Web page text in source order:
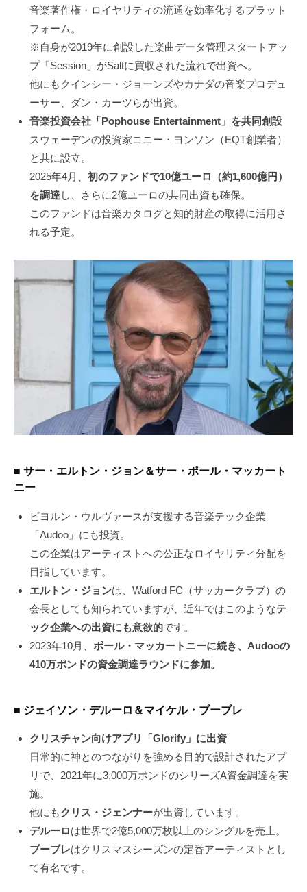
音楽著作権・ロイヤリティの流通を効率化するプラット
フォーム。
※自身が2019年に創設した楽曲データ管理スタートアッ
プ「Session」がSaltに買収された流れで出資へ。
他にもクインシー・ジョーンズやカナダの音楽プロデュ
ーサー、ダン・カーツらが出資。
音楽投資会社「Pophouse Entertainment」を共同創設
スウェーデンの投資家コニー・ヨンソン（EQT創業者）
と共に設立。
2025年4月、 初のファンドで10億ユーロ（約1,600億円）
を調達 し、さらに2億ユーロの共同出資も確保。
このファンドは音楽カタログと知的財産の取得に活用さ
れる予定。
■ サー・エルトン・ジョン＆サー・ポール・マッカート
ニー
ビヨルン・ウルヴァースが支援する音楽テック企業
「Audoo」にも投資。
この企業はアーティストへの公正なロイヤリティ分配を
目指しています。
エルトン・ジョンは、Watford FC（サッカークラブ）の
会長としても知られていますが、近年ではこのようなテ
ック企業への出資にも意欲的です。
2023年10月、 ポール・マッカートニーに続き、Audooの
410万ポンドの資金調達ラウンドに参加。
■ ジェイソン・デルーロ＆マイケル・ブーブレ
クリスチャン向けアプリ「Glorify」に出資
日常的に神とのつながりを強める目的で設計されたアプ
リで、2021年に3,000万ポンドのシリーズA資金調達を実
施。
他にもクリス・ジェンナーが出資しています。
デルーロは世界で2億5,000万枚以上のシングルを売上。
ブーブレはクリスマスシーズンの定番アーティストとし
て有名です。